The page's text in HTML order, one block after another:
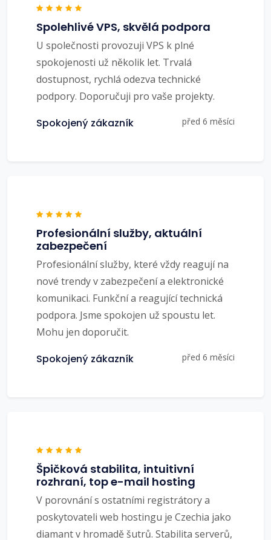
Spolehlivé VPS, skvělá podpora
U společnosti provozuji VPS k plné
spokojenosti už několik let. Trvalá
dostupnost, rychlá odezva technické
podpory. Doporučuji pro vaše projekty.
Spokojený zákazník před 6 měsíci
Profesionální služby, aktuální
zabezpečení
Profesionální služby, které vždy reagují na
nové trendy v zabezpečení a elektronické
komunikaci. Funkční a reagující technická
podpora. Jsme spokojen už spoustu let.
Mohu jen doporučit.
Spokojený zákazník před 6 měsíci
Špičková stabilita, intuitivní
rozhraní, top e-mail hosting
V porovnání s ostatními registrátory a
poskytovateli web hostingu je Czechia jako
diamant v hromadě šutrů. Stabilita serverů,